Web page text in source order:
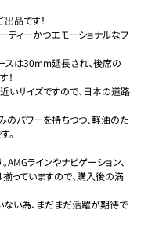
品です！
ティーかつエモーショナルなフ
スは30mm延長され、後席の
！
いサイズですので、日本の道路
のパワーを持ちつつ、軽油のた
。
ラインやナビゲーション、
っていますので、購入後の満
い為、まだまだ活躍が期待で